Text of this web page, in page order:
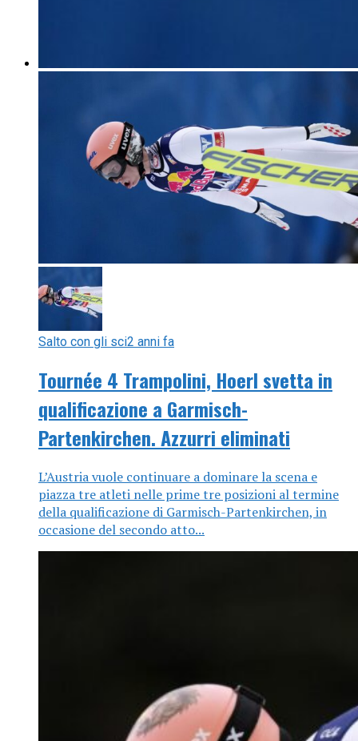
Salto con gli sci2 anni fa
Tournée 4 Trampolini, Hoerl svetta in
qualificazione a Garmisch-
Partenkirchen. Azzurri eliminati
L’Austria vuole continuare a dominare la scena e
piazza tre atleti nelle prime tre posizioni al termine
della qualificazione di Garmisch-Partenkirchen, in
occasione del secondo atto...